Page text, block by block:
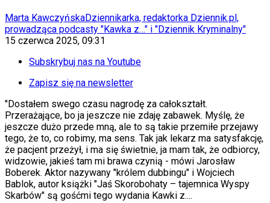
Auto
Aktualności
Auta ekologiczne
Automotive
Jednoślady
Drogi
Na wakacje
Porady
Premiery
Testy
Życie gwiazd
Aktualności
Plotki
Telewizja
Hity internetu
Edukacja
Marta KawczyńskaDziennikarka, redaktorka Dziennik.pl,
prowadząca podcasty "Kawka z…" i "Dziennik Kryminalny"
15 czerwca 2025, 09:31
Subskrybuj nas na Youtube
Zapisz się na newsletter
"Dostałem swego czasu nagrodę za całokształt.
Przerażające, bo ja jeszcze nie zdaję zabawek. Myślę, że
jeszcze dużo przede mną, ale to są takie przemiłe przejawy
tego, że to, co robimy, ma sens. Tak jak lekarz ma satysfakcję,
że pacjent przeżył, i ma się świetnie, ja mam tak, że odbiorcy,
widzowie, jakieś tam mi brawa czynią - mówi Jarosław
Boberek. Aktor nazywany "królem dubbingu" i Wojciech
Bablok, autor książki "Jaś Skorobohaty – tajemnica Wyspy
Skarbów" są gośćmi tego wydania Kawki z....